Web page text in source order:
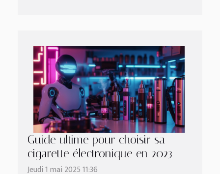
Guide ultime pour choisir sa
cigarette électronique en 2023
Jeudi 1 mai 2025 11:36